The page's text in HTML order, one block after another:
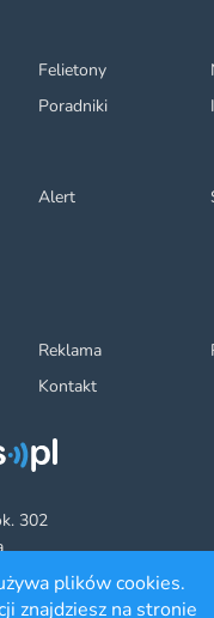
302
Felietony
Poradniki
Alert
Reklama
Kontakt
plików cookies.
znajdziesz na stronie